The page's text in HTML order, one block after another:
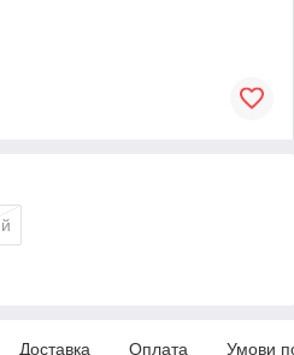
Доставка Оплата Умови